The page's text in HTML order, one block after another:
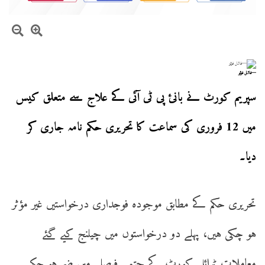
—فائل فوٹو
سپریم کورٹ نے بانئ پی ٹی آئی کے علاج سے متعلق کیس
میں 12 فروری کی سماعت کا تحریری حکم نامہ جاری کر
دیا۔
تحریری حکم کے مطابق موجودہ فوجداری درخواستیں غیر مؤثر
ہو چکی ہیں، پہلے دو درخواستوں میں چیلنج کیے گئے